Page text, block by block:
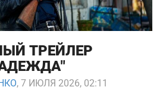
ТРЕЙЛЕР
, 7 ИЮЛЯ 2026, 02:11